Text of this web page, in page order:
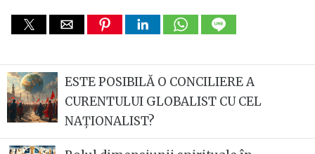
ESTE POSIBILĂ O CONCILIERE A
CURENTULUI GLOBALIST CU CEL
NAȚIONALIST?